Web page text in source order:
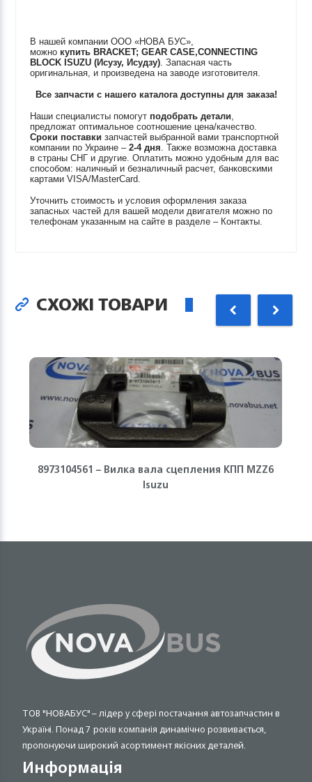
В нашей компании ООО «НОВА БУС»,
можно купить BRACKET; GEAR CASE,CONNECTING
BLOCK ISUZU (Исузу, Исудзу). Запасная часть
оригинальная, и произведена на заводе изготовителя.
Все запчасти с нашего каталога доступны для заказа!
Наши специалисты помогут подобрать детали,
предложат оптимальное соотношение цена/качество.
Сроки поставки запчастей выбранной вами транспортной
компании по Украине –2-4 дня. Также возможна доставка
в страны СНГ и другие. Оплатить можно удобным для вас
способом: наличный и безналичный расчет, банковскими
картами VISA/MasterCard.
Уточнить стоимость и условия оформления заказа
запасных частей для вашей модели двигателя можно по
телефонам указанным на сайте в разделе – Контакты.
СХОЖІ ТОВАРИ
8973104561 – Вилка вала сцепления КПП MZZ6
Isuzu
ТОВ "НОВАБУС" – лідер у сфері постачання автозапчастин в
Україні. Понад 7 років компанія динамічно розвивається,
пропонуючи широкий асортимент якісних деталей.
Информація